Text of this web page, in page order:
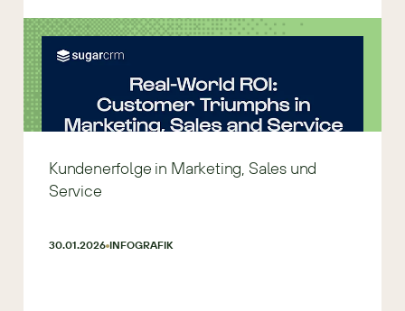
Kundenerfolge in Marketing, Sales und
Service
30.01.2026 INFOGRAFIK